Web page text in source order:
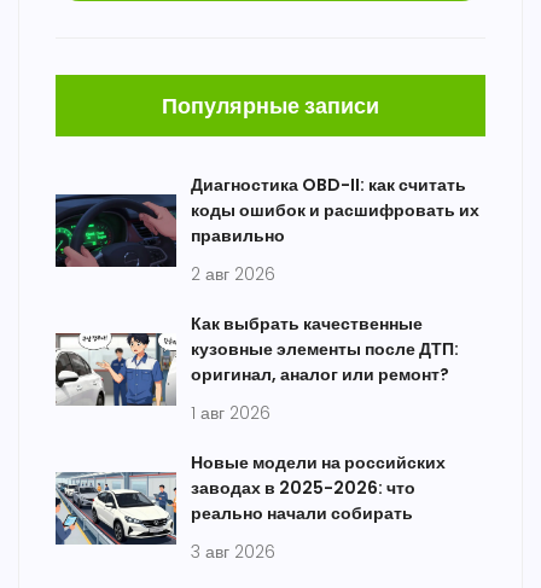
Популярные записи
Диагностика OBD-II: как считать
коды ошибок и расшифровать их
правильно
2 авг 2026
Как выбрать качественные
кузовные элементы после ДТП:
оригинал, аналог или ремонт?
1 авг 2026
Новые модели на российских
заводах в 2025-2026: что
реально начали собирать
3 авг 2026